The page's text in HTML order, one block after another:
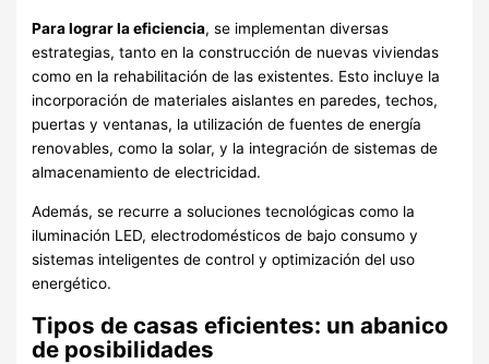
Para lograr la eficiencia, se implementan diversas
estrategias, tanto en la construcción de nuevas viviendas
como en la rehabilitación de las existentes. Esto incluye la
incorporación de materiales aislantes en paredes, techos,
puertas y ventanas, la utilización de fuentes de energía
renovables, como la solar, y la integración de sistemas de
almacenamiento de electricidad.
Además, se recurre a soluciones tecnológicas como la
iluminación LED, electrodomésticos de bajo consumo y
sistemas inteligentes de control y optimización del uso
energético.
Tipos de casas eficientes: un abanico
de posibilidades